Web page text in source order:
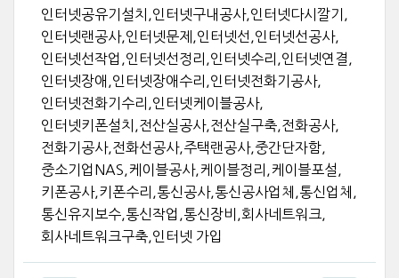
인터넷공유기설치,인터넷구내공사,인터넷다시깔기,
인터넷랜공사,인터넷문제,인터넷선,인터넷선공사,
인터넷선작업,인터넷선정리,인터넷수리,인터넷연결,
인터넷장애,인터넷장애수리,인터넷전화기공사,
인터넷전화기수리,인터넷케이블공사,
인터넷키폰설치,전산실공사,전산실구축,전화공사,
전화기공사,전화선공사,주택랜공사,중간단자함,
중소기업NAS,케이블공사,케이블정리,케이블포설,
키폰공사,키폰수리,통신공사,통신공사업체,통신업체,
통신유지보수,통신작업,통신장비,회사네트워크,
회사네트워크구축,인터넷 가입